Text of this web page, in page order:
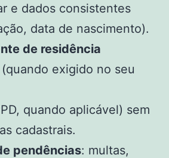
e dados consistentes
data de nascimento).
de residência
exigido no seu
quando aplicável) sem
cadastrais.
pendências: multas,